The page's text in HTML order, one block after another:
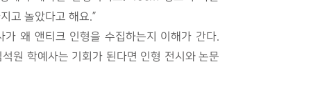
고 놀았다고 해요.”
왜 앤티크 인형을 수집하는지 이해가 간다.
원 학예사는 기회가 된다면 인형 전시와 논문